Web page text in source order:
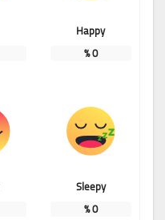
Happy
0
%
Sleepy
0
%